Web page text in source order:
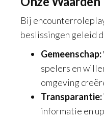
Bij
beslissingen geleid
Gemeenschap:
spelers en
omgeving
Transparantie:
informatie en